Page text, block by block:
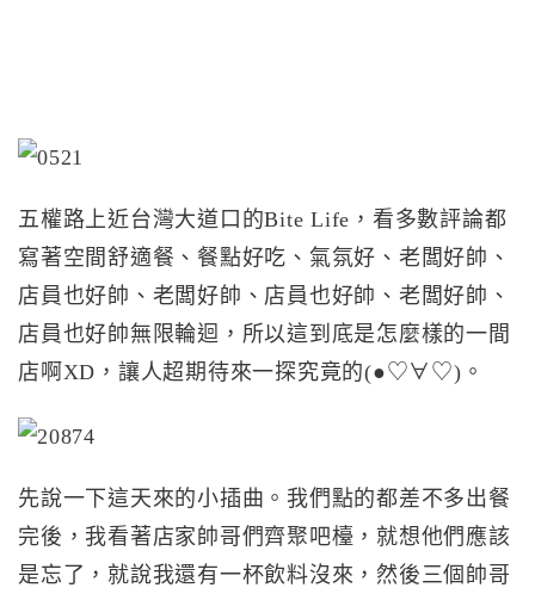
五權路上近台灣大道口的Bite Life，看多數評論都
寫著空間舒適餐、餐點好吃、氣氛好、老闆好帥、
店員也好帥、老闆好帥、店員也好帥、老闆好帥、
店員也好帥無限輪迴，所以這到底是怎麼樣的一間
店啊XD，讓人超期待來一探究竟的(●♡∀♡)。
先說一下這天來的小插曲。我們點的都差不多出餐
完後，我看著店家帥哥們齊聚吧檯，就想他們應該
是忘了，就說我還有一杯飲料沒來，然後三個帥哥